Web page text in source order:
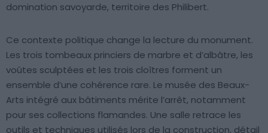
domination savoyarde, territoire des Philibert.
Ce contexte politique change la lecture du monument.
Les trois tombeaux princiers de marbre et d’albâtre, les
voûtes sculptées et les trois cloîtres forment un
ensemble d’une cohérence rare. Le musée des Beaux-
Arts intégré aux bâtiments mérite l’arrêt, notamment
pour ses collections flamandes. Une salle retrace les
outils et techniques utilisés lors de la construction, détail